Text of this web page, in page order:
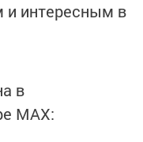
интересным в
в
MАХ: